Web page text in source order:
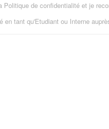
Politique de confidentialité et je
en tant qu'Etudiant ou Interne